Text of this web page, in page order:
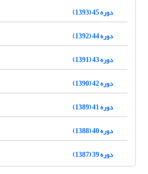
دوره 45 (1393)
دوره 44 (1392)
دوره 43 (1391)
دوره 42 (1390)
دوره 41 (1389)
دوره 40 (1388)
دوره 39 (1387)